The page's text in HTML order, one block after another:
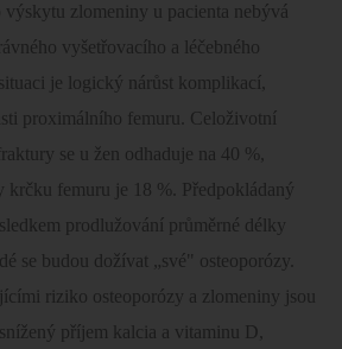
výskytu zlomeniny u pacienta nebývá
vyšetřovacího a léčebného
je logický nárůst komplikací,
proximálního femuru. Celoživotní
se u žen odhaduje na 40 %,
femuru je 18 %. Předpokládaný
prodlužování průměrné délky
se budou dožívat „své" osteoporózy.
riziko osteoporózy a zlomeniny jsou
příjem kalcia a vitaminu D,